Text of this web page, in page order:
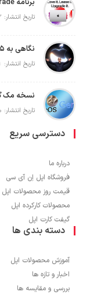
تاریخ انتشار: 2 آگوست 2026
نگاهی به ۱۵ سال مدیریت تیم کوک در اپل
تاریخ انتشار: 1 آگوست 2026
تاریخ انتشار: 30 جولای 2026
دسترسی سریع
درباره ما
فروشگاه اپل اِن آی سی
قیمت روز محصولات اپل
محصولات کارکرده اپل
گیفت کارت اپل
دسته بندی ها
آموزش محصولات اپل
اخبار و تازه ها
بررسی و مقایسه ها